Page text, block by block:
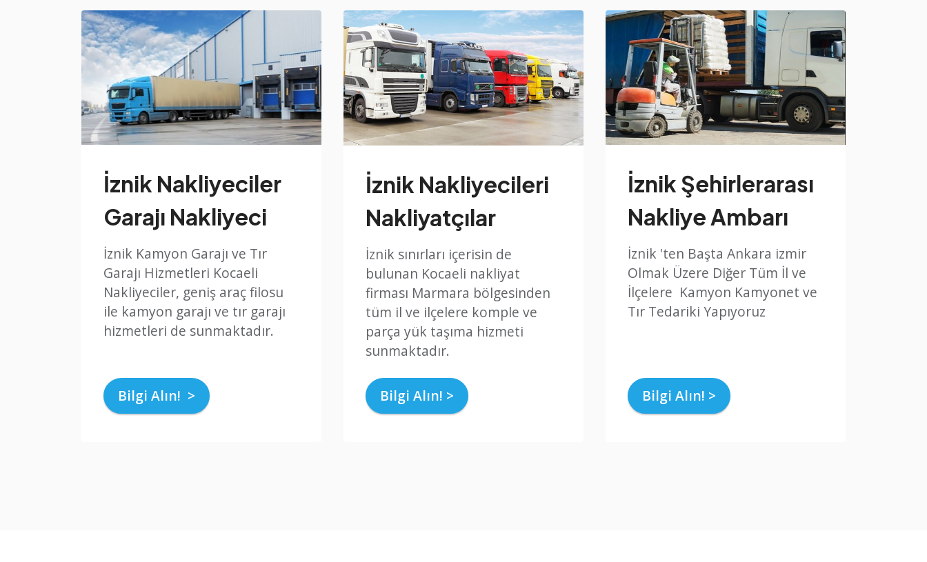
İznik Nakliyeciler
Garajı Nakliyeci
İznik Kamyon Garajı ve Tır
Garajı Hizmetleri Kocaeli
Nakliyeciler, geniş araç filosu
ile kamyon garajı ve tır garajı
hizmetleri de sunmaktadır.
Bilgi Alın! >
İznik Nakliyecileri
Nakliyatçılar
İznik sınırları içerisin de
bulunan Kocaeli nakliyat
firması Marmara bölgesinden
tüm il ve ilçelere komple ve
parça yük taşıma hizmeti
sunmaktadır.
Bilgi Alın! >
İznik Şehirlerarası
Nakliye Ambarı
İznik 'ten Başta Ankara izmir
Olmak Üzere Diğer Tüm İl ve
İlçelere Kamyon Kamyonet ve
Tır Tedariki Yapıyoruz
Bilgi Alın! >